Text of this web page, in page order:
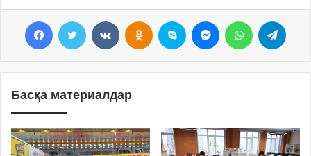
Басқа материалдар